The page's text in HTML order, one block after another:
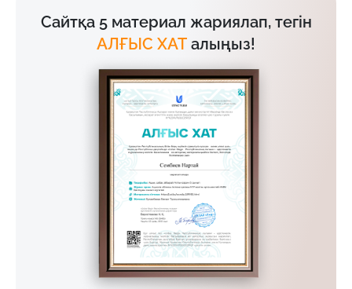
Сайтқа 5 материал жариялап, тегін
АЛҒЫС ХАТ алыңыз!